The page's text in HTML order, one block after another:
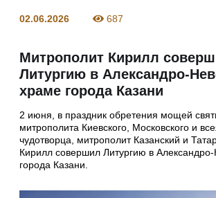
02.06.2026 687
Митрополит Кирилл
Литургию в Александро-
храме города Казани
2 июня, в праздник обретения мощей
митрополита Киевского, Московского и
чудотворца, митрополит Казанский и
Кирилл совершил Литургию в
города Казани.